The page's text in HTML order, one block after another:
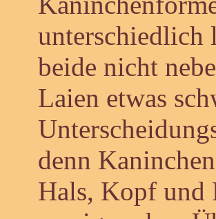
unterschiedlich
beide nicht
Laien etwas
denn
Hals, Kopf und